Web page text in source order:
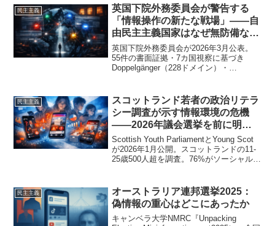
する。
民主主義
英国下院外務委員会が警告する
「情報操作の新たな戦場」——自
由民主主義国家はなぜ無防備なの
か
英国下院外務委員会が2026年3月公表。
55件の書面証拠・7カ国視察に基づき
Doppelgänger（228ドメイン）・
Safety Actの欠陥・外国干渉罪の機能不
全を解剖し、国家対偽情報センター新設
を勧告。
民主主義
スコットランド若者の政治リテラ
シー調査が示す情報環境の危機
――2026年議会選挙を前に明ら
かになった参加意欲と実態のギャ
ップ
Scottish Youth ParliamentとYoung Scot
が2026年1月公開。スコットランドの11-
25歳500人超を調査。76%がソーシャルメ
と実態の乖離を2026年議会選挙前に分
析。
民主主義
オーストラリア連邦選挙2025：
偽情報の重心はどこにあったか
キャンベラ大学NMRC『Unpacking